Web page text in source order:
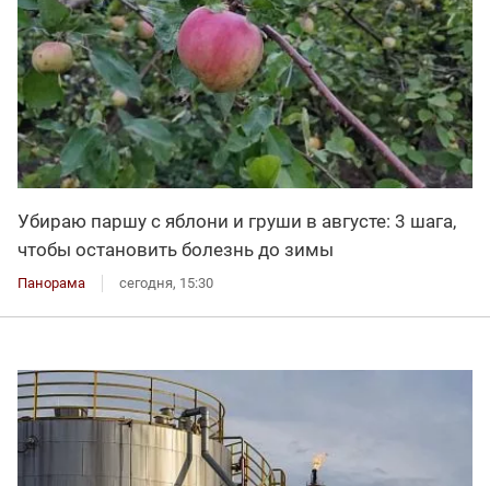
Убираю паршу с яблони и груши в августе: 3 шага,
чтобы остановить болезнь до зимы
Панорама сегодня, 15:30